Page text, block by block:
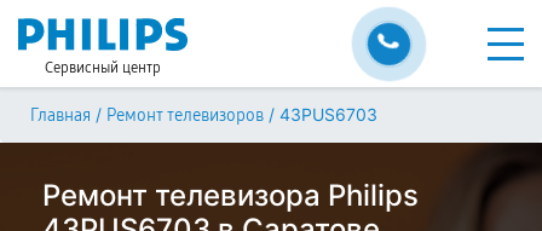
Сервисный центр
Главная / Ремонт телевизоров / 43PUS6703
Ремонт телевизора Philips